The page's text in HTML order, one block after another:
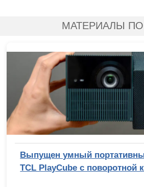
МАТЕРИАЛЫ
Выпущен умный
TCL PlayCube с поворотной